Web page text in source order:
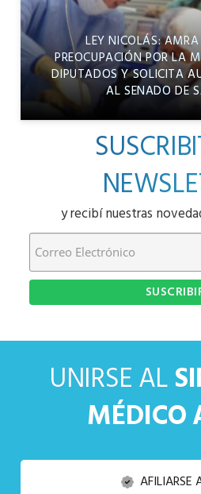
LEY NICOLÁS: AMRA
PREOCUPACIÓN POR LA
DIPUTADOS Y SOLICITA
AL SENADO DE
y recibí nuestras
UNIRSE AL
MÉDICO
AFILIARSE